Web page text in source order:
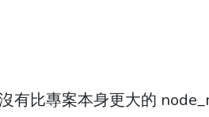
有比專案本身更大的